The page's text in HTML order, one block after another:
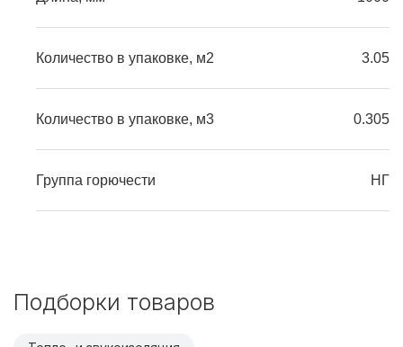
Количество в упаковке, м2 3.05
Количество в упаковке, м3 0.305
Группа горючести НГ
Подборки товаров